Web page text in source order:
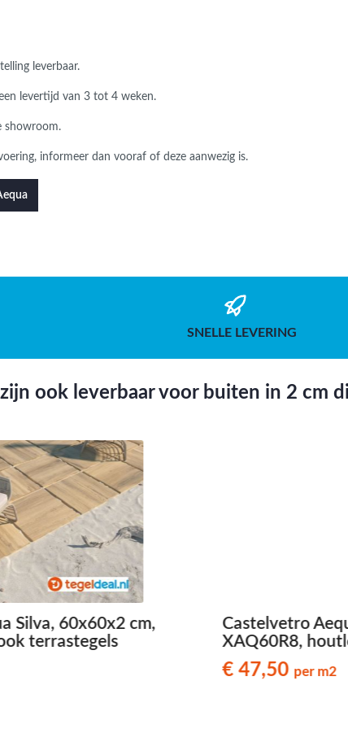
leverbaar.
levertijd van 3 tot 4 weken.
showroom.
informeer dan vooraf of deze aanwezig is.
SNELLE LEVERING
zijn ook leverbaar voor buiten in 2 cm
Silva, 60x60x2 cm,
terrastegels
Castelvetro
XAQ60R8,
€ 47,50 per m2